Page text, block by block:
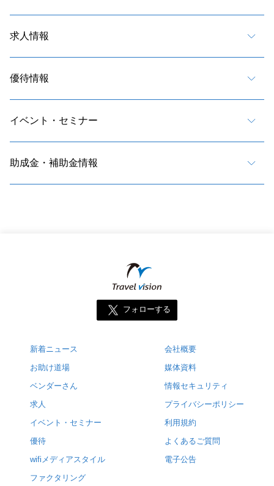
求人情報
優待情報
イベント・セミナー
助成金・補助金情報
フォローする
新着ニュース
お助け道場
ベンダーさん
求人
イベント・セミナー
優待
wifiメディアスタイル
ファクタリング
会社概要
媒体資料
情報セキュリティ
プライバシーポリシー
利用規約
よくあるご質問
電子公告